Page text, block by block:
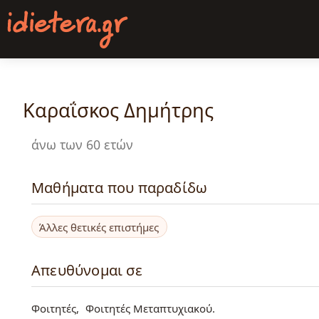
Παράκαμψη
προς
κυρίως
Καραΐσκος Δημήτρης
άνω των 60 ετών
Μαθήματα που παραδίδω
Άλλες θετικές επιστήμες
Απευθύνομαι σε
Φοιτητές Φοιτητές Μεταπτυχιακού